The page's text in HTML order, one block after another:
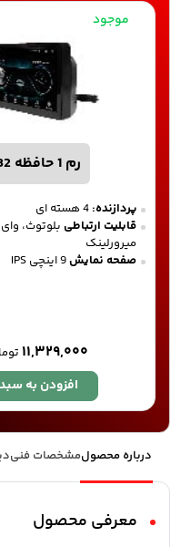
موجود
رم 1 حافظه 32
پردازنده:
قابلیت ارتباطی بلوتوث،
میرورلینک
صفحه نمایش
۱۱,۳۲۹,۰۰۰
افزودن به سبد
درباره محصولمشخصات فنی
معرفی محصول